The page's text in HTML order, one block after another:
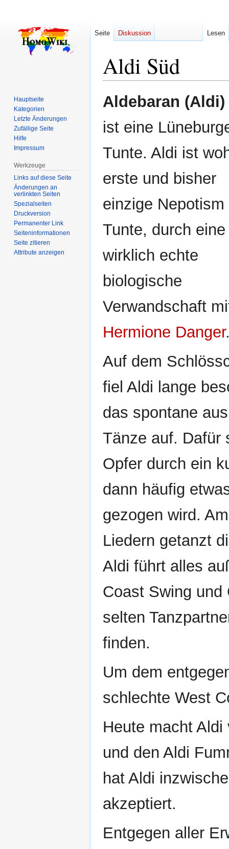
Aldi Süd
Zur
Navigation
Zur
Suche
Aldebaran (Aldi)
ist eine
Tunte. Aldi ist
erste und bisher
einzige Nepotism
Tunte, durch eine
wirklich echte
biologische
Verwandschaft
Hermione Danger
Auf dem
fiel Aldi lange
das spontane
Tänze auf. Dafür
Opfer durch ein
dann häufig
gezogen wird.
Liedern getanzt
Aldi führt alles
Coast Swing
selten
finden.
Um dem
schlechte West
Heute macht
und den Aldi
hat Aldi
akzeptiert.
Entgegen aller
Seite Diskussion Lesen
Hauptseite
Kategorien
Letzte Änderungen
Zufällige Seite
Hilfe
Impressum
Werkzeuge
Links auf diese Seite
Änderungen an
verlinkten Seiten
Spezialseiten
Druckversion
Permanenter Link
Seiten­­informationen
Seite zitieren
Attribute anzeigen